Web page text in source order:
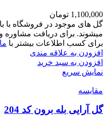
1,100,000 تومان
گل های موجود در فروشگاه با
میشوند. برای دریافت مشاوره
برای کسب اطلاعات بیشتر با
افزودن به علاقه مندی
افزودن به سبد خرید
نمایش سریع
مقايسه
گل آرایی بله برون کد 204